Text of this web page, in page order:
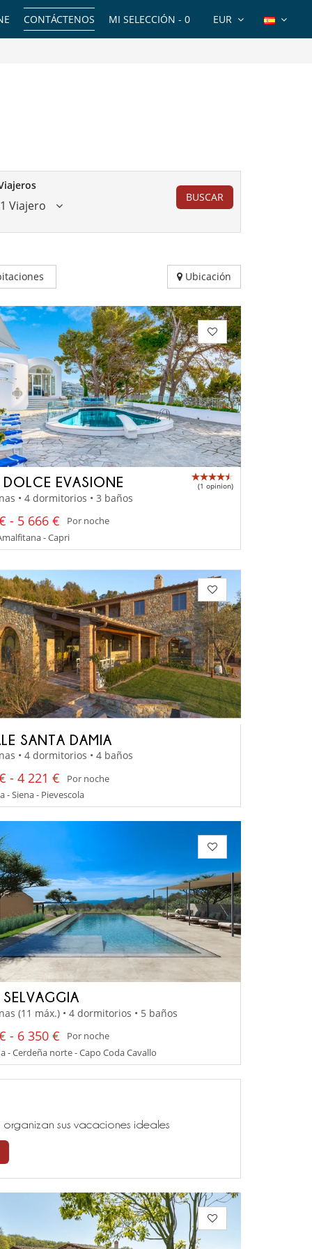
EUR
MI SELECCIÓN - 0
CONTÁCTENOS
1 Viajero
BUSCAR
Ubicación
DOLCE EVASIONE (1 opinion)
• 4 dormitorios • 3 baños
- 5 666 €
Por noche
- Capri
SANTA DAMIA
• 4 dormitorios • 4 baños
- 4 221 €
Por noche
- Siena - Pievescola
SELVAGGIA
(11 máx.) • 4 dormitorios • 5 baños
- 6 350 €
Por noche
- Cerdeña norte - Capo Coda Cavallo
organizan sus vacaciones ideales